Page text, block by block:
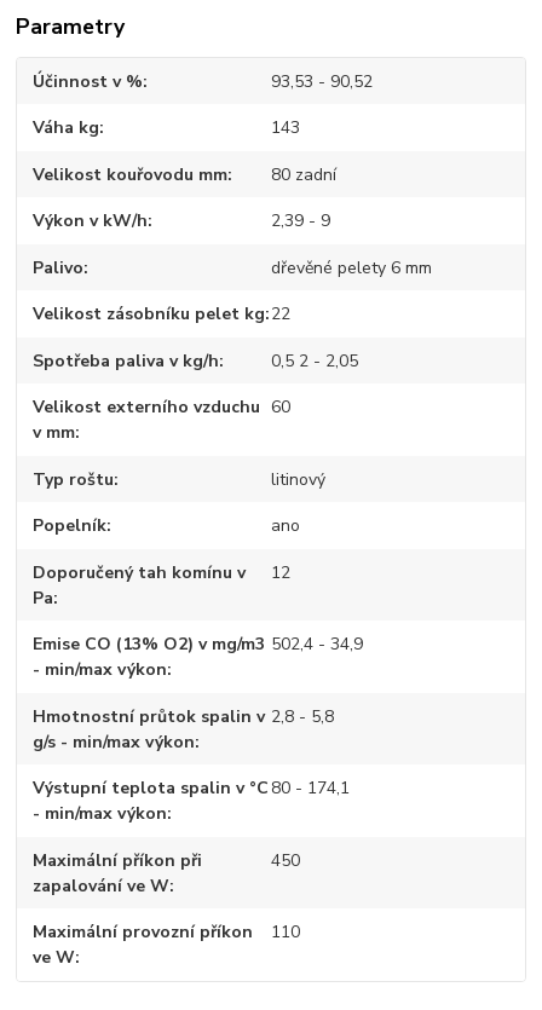
Parametry
Účinnost v % 93,53 - 90,52
Váha kg 143
Velikost kouřovodu mm 80 zadní
Výkon v kW/h 2,39 - 9
Palivo dřevěné pelety 6 mm
Velikost zásobníku pelet kg 22
Spotřeba paliva v kg/h 0,5 2 - 2,05
Velikost externího vzduchu
v mm
60
Typ roštu litinový
Popelník ano
Doporučený tah komínu v
Pa
12
Emise CO (13% O2) v mg/m3
- min/max výkon
502,4 - 34,9
Hmotnostní průtok spalin v
g/s - min/max výkon
2,8 - 5,8
Výstupní teplota spalin v °C
- min/max výkon
80 - 174,1
Maximální příkon při
zapalování ve W
450
Maximální provozní příkon
ve W
110